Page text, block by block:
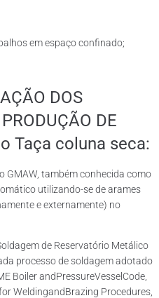
em espaço confinado;
DOS
DE
Taça coluna seca:
GMAW, também conhecida como
utilizando-se de arames
e externamente) no
de Reservatório Metálico
processo de soldagem adotado
Boiler andPressureVesselCode,
WeldingandBrazing Procedures,